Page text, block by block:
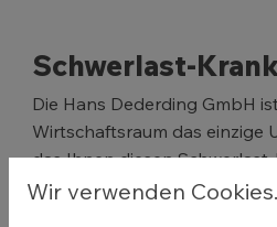
Schwerlast-
Die Hans Dederding GmbH
Wirtschaftsraum das einzige
das Ihnen diesen
Bei den Kranarbeiten
Wir verwenden Cookies.